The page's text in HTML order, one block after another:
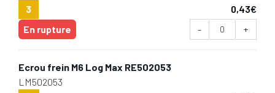
3
0,43€
En rupture
- +
Ecrou frein M6 Log Max RE502053
LM502053